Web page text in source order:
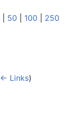
50 100
250
← Links)